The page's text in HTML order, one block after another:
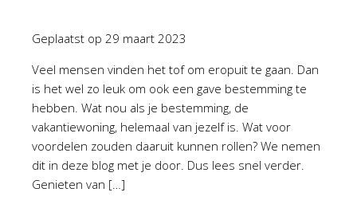
Geplaatst op 29 maart 2023
Veel mensen vinden het tof om eropuit te gaan. Dan
is het wel zo leuk om ook een gave bestemming te
hebben. Wat nou als je bestemming, de
vakantiewoning, helemaal van jezelf is. Wat voor
voordelen zouden daaruit kunnen rollen? We nemen
dit in deze blog met je door. Dus lees snel verder.
Genieten van […]